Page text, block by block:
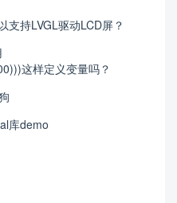
支持LVGL驱动LCD屏？
这样定义变量吗？
库demo